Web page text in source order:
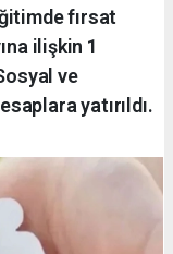
fırsat
ilişkin 1
ve
yatırıldı.